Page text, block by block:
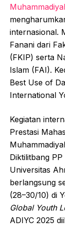
internasional.
Fanani dari
(FKIP) serta
Islam (FAI).
Best Use of
International
Kegiatan
Prestasi
Diktilitbang
Universitas
berlangsung
(28–30/10) di
Global Youth
ADIYC 2025